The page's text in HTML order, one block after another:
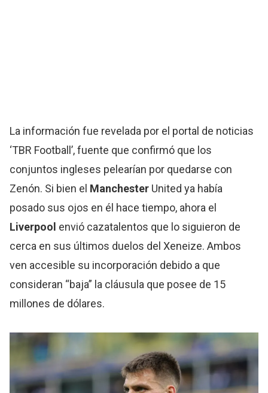
La información fue revelada por el portal de noticias
‘TBR Football’, fuente que confirmó que los
conjuntos ingleses pelearían por quedarse con
Zenón. Si bien el Manchester United ya había
posado sus ojos en él hace tiempo, ahora el
Liverpool envió cazatalentos que lo siguieron de
cerca en sus últimos duelos del Xeneize. Ambos
ven accesible su incorporación debido a que
consideran “baja” la cláusula que posee de 15
millones de dólares.